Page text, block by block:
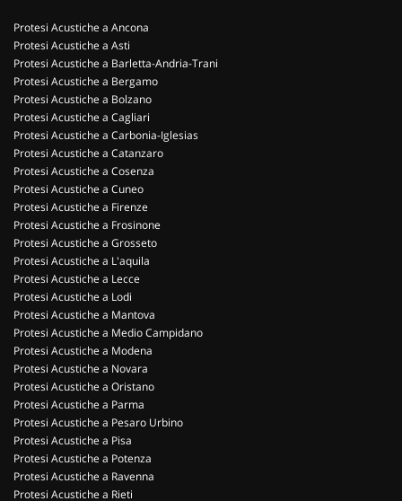
Protesi Acustiche a Ancona
Protesi Acustiche a Asti
Protesi Acustiche a Barletta-Andria-Trani
Protesi Acustiche a Bergamo
Protesi Acustiche a Bolzano
Protesi Acustiche a Cagliari
Protesi Acustiche a Carbonia-Iglesias
Protesi Acustiche a Catanzaro
Protesi Acustiche a Cosenza
Protesi Acustiche a Cuneo
Protesi Acustiche a Firenze
Protesi Acustiche a Frosinone
Protesi Acustiche a Grosseto
Protesi Acustiche a L'aquila
Protesi Acustiche a Lecce
Protesi Acustiche a Lodi
Protesi Acustiche a Mantova
Protesi Acustiche a Medio Campidano
Protesi Acustiche a Modena
Protesi Acustiche a Novara
Protesi Acustiche a Oristano
Protesi Acustiche a Parma
Protesi Acustiche a Pesaro Urbino
Protesi Acustiche a Pisa
Protesi Acustiche a Potenza
Protesi Acustiche a Ravenna
Protesi Acustiche a Rieti